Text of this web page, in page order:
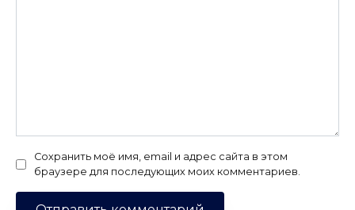
Сохранить моё имя, email и адрес сайта в этом
браузере для последующих моих комментариев.